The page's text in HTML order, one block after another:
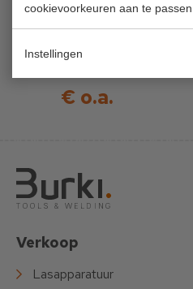
cookievoorkeuren aan te passen.
Instellingen
Werkplaatskachel
€ o.a.
Verkoop
Lasapparatuur